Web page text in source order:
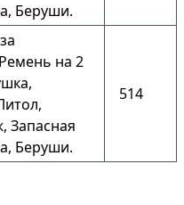
Беруши.
на 2
Запасная
Беруши.
514